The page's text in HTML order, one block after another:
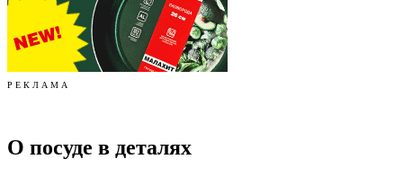
Р Е К Л А М А
О посуде в деталях